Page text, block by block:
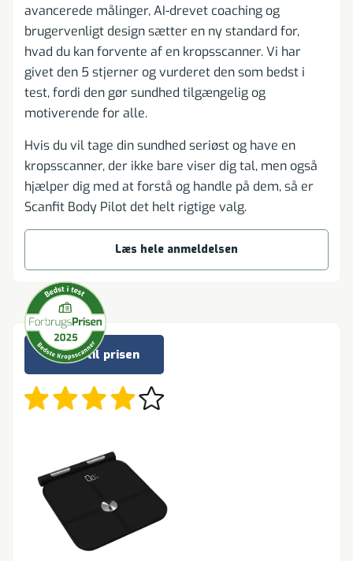
avancerede målinger, AI-drevet coaching og
brugervenligt design sætter en ny standard for,
hvad du kan forvente af en kropsscanner. Vi har
givet den 5 stjerner og vurderet den som bedst i
test, fordi den gør sundhed tilgængelig og
motiverende for alle.
Hvis du vil tage din sundhed seriøst og have en
kropsscanner, der ikke bare viser dig tal, men også
hjælper dig med at forstå og handle på dem, så er
Scanfit Body Pilot det helt rigtige valg.
Læs hele anmeldelsen
Bedst til prisen